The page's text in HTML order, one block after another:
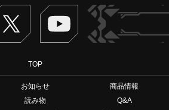
Twitter ヴァンガードch
TOP
お知らせ
商品情報
読み物
Q&A